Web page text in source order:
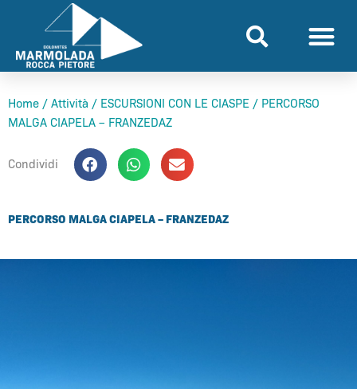
contenuto
Home / Attività / ESCURSIONI CON LE CIASPE / PERCORSO
MALGA CIAPELA – FRANZEDAZ
Condividi
PERCORSO MALGA CIAPELA – FRANZEDAZ